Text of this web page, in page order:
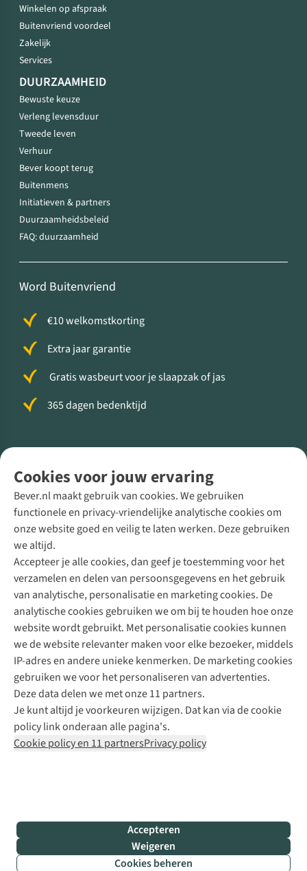
Cookies voor jouw ervaring
Bever.nl maakt gebruik van cookies. We gebruiken
functionele en privacy-vriendelijke analytische cookies om
onze website goed en veilig te laten werken. Deze gebruiken
we altijd.
Accepteer je alle cookies, dan geef je toestemming voor het
verzamelen en delen van persoonsgegevens en het gebruik
van analytische, personalisatie en marketing cookies. De
analytische cookies gebruiken we om bij te houden hoe onze
website wordt gebruikt. Met personalisatie cookies kunnen
we de website relevanter maken voor elke bezoeker, middels
IP-adres en andere unieke kenmerken. De marketing cookies
gebruiken we voor het personaliseren van advertenties.
Deze data delen we met onze 11 partners.
Je kunt altijd je voorkeuren wijzigen. Dat kan via de cookie
policy link onderaan alle pagina's.
Cookie policy en 11 partnersPrivacy policy
Accepteren
Weigeren
Cookies beheren
Winkelen op afspraak
Buitenvriend voordeel
Zakelijk
Services
DUURZAAMHEID
Bewuste keuze
Verleng levensduur
Tweede leven
Verhuur
Bever koopt terug
Buitenmens
Initiatieven & partners
Duurzaamheidsbeleid
FAQ: duurzaamheid
Word Buitenvriend
€10 welkomstkorting
Extra jaar garantie
Gratis wasbeurt voor je slaapzak of jas
365 dagen bedenktijd
Direct advies van een Buitenexpert
+31 (0)85 888 50 88
+31 6 12 28 49 80
Contactformulier
Bever
B.V.